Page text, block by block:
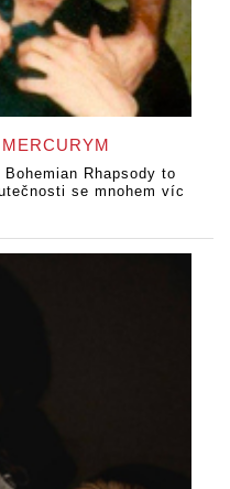
Rhapsody to
se mnohem víc